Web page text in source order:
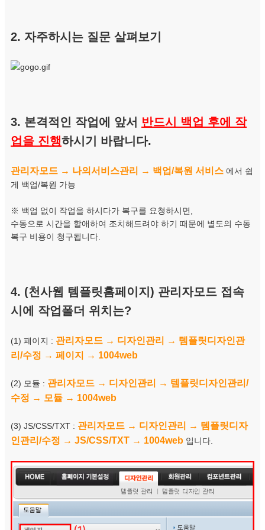
2. 자주하시는 질문 살펴보기
3. 본격적인 작업에 앞서 반드시 백업 후에 작
업을 진행하시기 바랍니다.
관리자모드 → 나의서비스관리 → 백업/복원 서비스 에서 쉽
게 백업/복원 가능
※ 백업 없이 작업을 하시다가 복구를 요청하시면,
수동으로 시간을 할애하여 조치해드려야 하기 때문에 별도의 수동
복구 비용이 청구됩니다.
4. (천사웹 템플릿홈페이지) 관리자모드 접속
시에 작업폴더 위치는?
(1) 페이지 : 관리자모드 → 디자인관리 → 템플릿디자인관
리/수정 → 페이지 → 1004web
(2) 모듈 : 관리자모드 → 디자인관리 → 템플릿디자인관리/
수정 → 모듈 → 1004web
(3) JS/CSS/TXT : 관리자모드 → 디자인관리 → 템플릿디자
인관리/수정 → JS/CSS/TXT → 1004web 입니다.